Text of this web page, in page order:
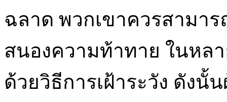
ฉลาด พวกเขาควรสามา
สนองความท้าทาย ในหล
ด้วยวิธีการเฝ้าระวัง ดังนั้